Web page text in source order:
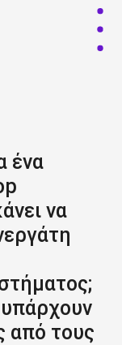
ένα
να
από τους